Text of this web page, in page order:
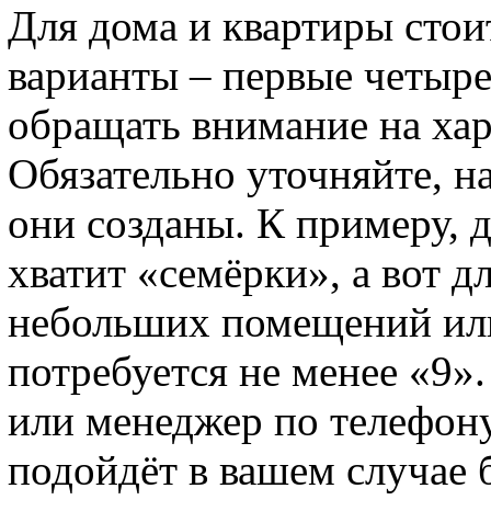
Для дома и квартиры
варианты – первые
обращать внимание на
Обязательно уточняйте,
они созданы. К примеру,
хватит «семёрки», а вот
небольших помещений
потребуется не менее
или менеджер по
подойдёт в вашем случае